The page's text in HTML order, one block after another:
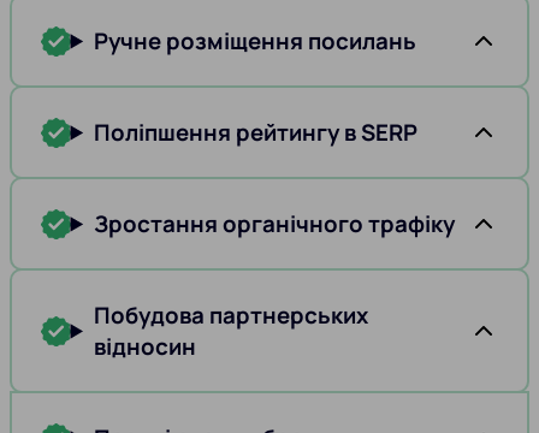
Ручне розміщення посилань
Поліпшення рейтингу в SERP
Зростання органічного трафіку
Побудова партнерських
відносин